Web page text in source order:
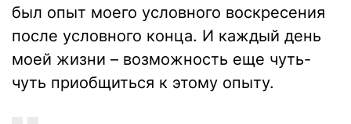
был опыт моего условного воскресения
после условного конца. И каждый день
моей жизни – возможность еще чуть-
чуть приобщиться к этому опыту.